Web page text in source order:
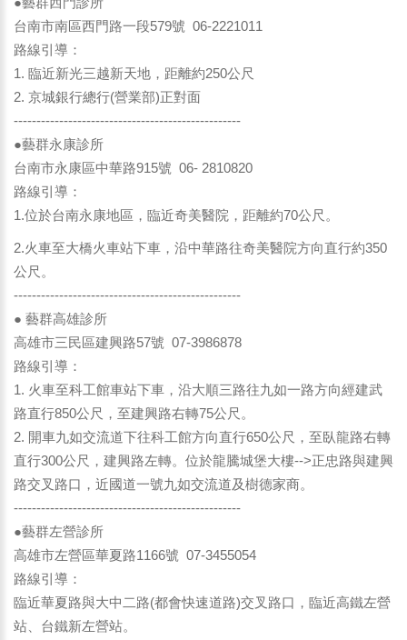
台南市南區西門路一段579號 06-2221011
路線引導：
1. 臨近新光三越新天地，距離約250公尺
2. 京城銀行總行(營業部)正對面
--------------------------------------------------
●藝群永康診所
台南市永康區中華路915號 06- 2810820
路線引導：
1.位於台南永康地區，臨近奇美醫院，距離約70公尺。
2.火車至大橋火車站下車，沿中華路往奇美醫院方向直行約350
公尺。
--------------------------------------------------
● 藝群高雄診所
高雄市三民區建興路57號 07-3986878
路線引導：
1. 火車至科工館車站下車，沿大順三路往九如一路方向經建武
路直行850公尺，至建興路右轉75公尺。
2. 開車九如交流道下往科工館方向直行650公尺，至臥龍路右轉
直行300公尺，建興路左轉。位於龍騰城堡大樓-->正忠路與建興
路交叉路口，近國道一號九如交流道及樹德家商。
--------------------------------------------------
●藝群左營診所
高雄市左營區華夏路1166號 07-3455054
路線引導：
臨近華夏路與大中二路(都會快速道路)交叉路口，臨近高鐵左營
站、台鐵新左營站。